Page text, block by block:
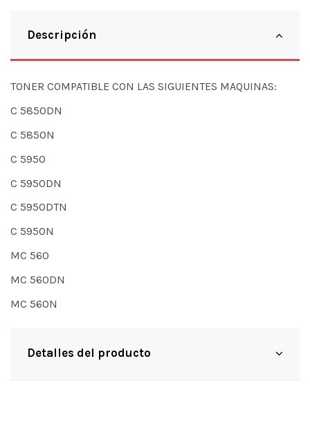
Descripción
TONER COMPATIBLE CON LAS SIGUIENTES MAQUINAS:
C 5850DN
C 5850N
C 5950
C 5950DN
C 5950DTN
C 5950N
MC 560
MC 560DN
MC 560N
Detalles del producto